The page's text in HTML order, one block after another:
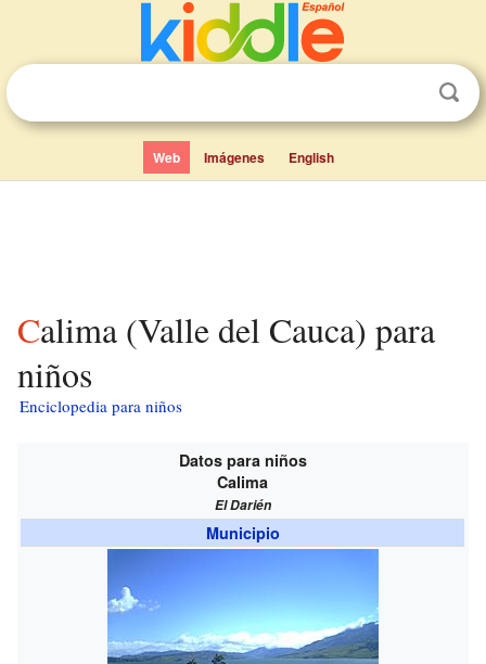
Web Imágenes English
Calima (Valle del Cauca) para
niños
Enciclopedia para niños
Datos para niños
Calima
El Darién
Municipio